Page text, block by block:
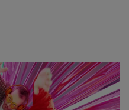
tot mai mulți